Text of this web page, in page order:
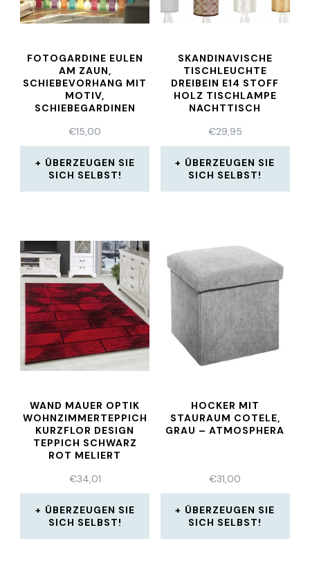
FOTOGARDINE EULEN
AM ZAUN,
SCHIEBEVORHANG MIT
MOTIV,
SCHIEBEGARDINEN
€15,00
ÜBERZEUGEN SIE
SICH SELBST!
SKANDINAVISCHE
TISCHLEUCHTE
DREIBEIN E14 STOFF
HOLZ TISCHLAMPE
NACHTTISCH
€29,95
ÜBERZEUGEN SIE
SICH SELBST!
WAND MAUER OPTIK
WOHNZIMMERTEPPICH
KURZFLOR DESIGN
TEPPICH SCHWARZ
ROT MELIERT
€34,01
ÜBERZEUGEN SIE
SICH SELBST!
HOCKER MIT
STAURAUM COTELE,
GRAU – ATMOSPHERA
€31,00
ÜBERZEUGEN SIE
SICH SELBST!